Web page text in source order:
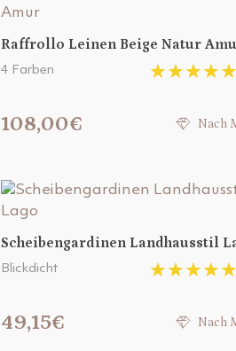
Raffrollo Leinen Beige Natur
4 Farben
108,00€ Nach
Scheibengardinen Landhausstil
Blickdicht
49,15€ Nach